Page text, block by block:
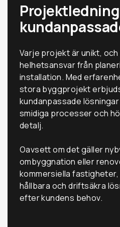
Varje projekt är unikt,
helhetsansvar från
installation. Med
stora byggprojekt
kundanpassade
smidiga processer och
detalj.
Oavsett om det gäller
ombyggnation eller
kommersiella
hållbara och driftsäkra
efter kundens behov.